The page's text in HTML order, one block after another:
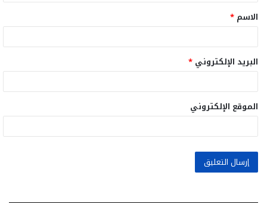
*
الاسم *
البريد الإلكتروني *
الموقع الإلكتروني